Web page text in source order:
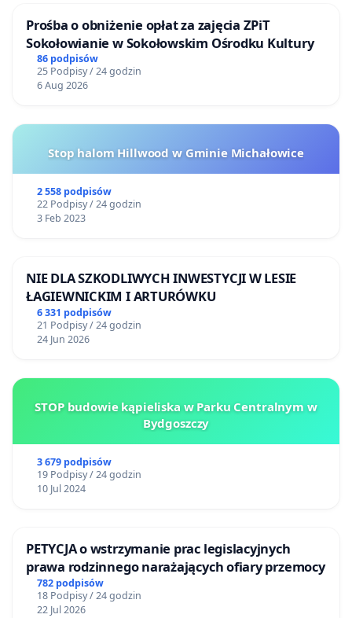
Prośba o obniżenie opłat za zajęcia ZPiT
Sokołowianie w Sokołowskim Ośrodku Kultury
86 podpisów
25 Podpisy / 24 godzin
6 Aug 2026
Stop halom Hillwood w Gminie Michałowice
2 558 podpisów
22 Podpisy / 24 godzin
3 Feb 2023
NIE DLA SZKODLIWYCH INWESTYCJI W LESIE
ŁAGIEWNICKIM I ARTURÓWKU
6 331 podpisów
21 Podpisy / 24 godzin
24 Jun 2026
STOP budowie kąpieliska w Parku Centralnym w
Bydgoszczy
3 679 podpisów
19 Podpisy / 24 godzin
10 Jul 2024
PETYCJA o wstrzymanie prac legislacyjnych
prawa rodzinnego narażających ofiary przemocy
782 podpisów
18 Podpisy / 24 godzin
22 Jul 2026